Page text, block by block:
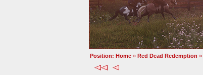
Position: Home » Red Dead Redemption »